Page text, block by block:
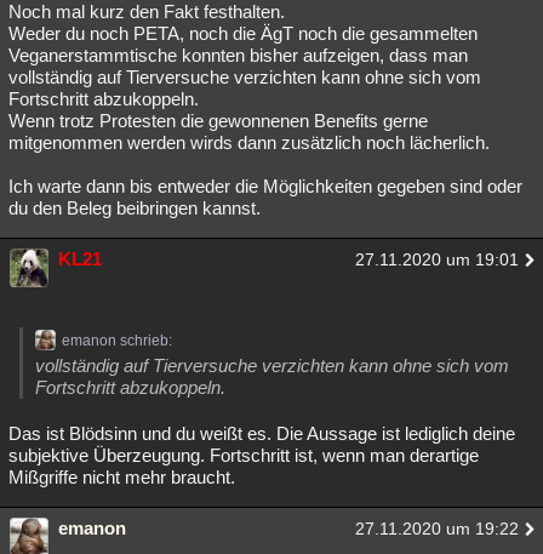
Noch mal kurz den Fakt festhalten.
Weder du noch PETA, noch die ÄgT noch die gesammelten
Veganerstammtische konnten bisher aufzeigen, dass man
vollständig auf Tierversuche verzichten kann ohne sich vom
Fortschritt abzukoppeln.
Wenn trotz Protesten die gewonnenen Benefits gerne
mitgenommen werden wirds dann zusätzlich noch lächerlich.
Ich warte dann bis entweder die Möglichkeiten gegeben sind oder
du den Beleg beibringen kannst.
KL21 27.11.2020 um 19:01
emanon schrieb:
vollständig auf Tierversuche verzichten kann ohne sich vom
Fortschritt abzukoppeln.
Das ist Blödsinn und du weißt es. Die Aussage ist lediglich deine
subjektive Überzeugung. Fortschritt ist, wenn man derartige
Mißgriffe nicht mehr braucht.
emanon 27.11.2020 um 19:22